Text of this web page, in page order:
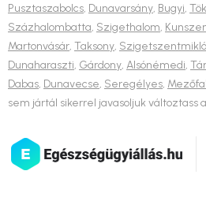
Pusztaszabolcs, Dunavarsány, Bugyi,
Százhalombatta, Szigethalom,
Martonvásár, Taksony,
Dunaharaszti, Gárdony, Alsónémedi,
Dabas, Dunavecse, Seregélyes,
sem jártál sikerrel javasoljuk változtass